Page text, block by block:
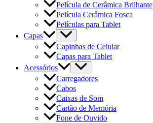
Película de Cerâmica Brilhante
Película Cerâmica Fosca
Películas para Tablet
Capas
Capinhas de Celular
Capas para Tablet
Acessórios
Carregadores
Cabos
Caixas de Som
Cartão de Memória
Fone de Ouvido